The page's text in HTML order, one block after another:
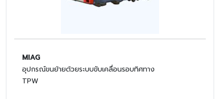
MIAG
อุปกรณ์ขนย้ายด้วยระบบขับเคลื่อนรอบทิศทาง
TPW